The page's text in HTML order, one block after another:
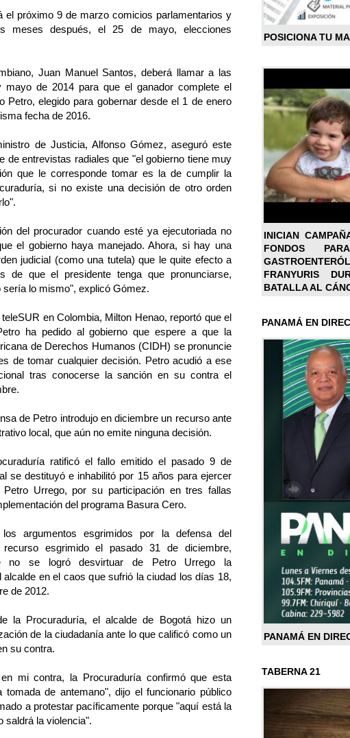
el próximo 9 de marzo comicios parlamentarios y
meses después, el 25 de mayo, elecciones
Juan Manuel Santos, deberá llamar a las
mayo de 2014 para que el ganador complete el
Petro, elegido para gobernar desde el 1 de enero
fecha de 2016.
de Justicia, Alfonso Gómez, aseguró este
de entrevistas radiales que "el gobierno tiene muy
que le corresponde tomar es la de cumplir la
si no existe una decisión de otro orden
del procurador cuando esté ya ejecutoriada no
el gobierno haya manejado. Ahora, si hay una
judicial (como una tutela) que le quite efecto a
de que el presidente tenga que pronunciarse,
sería lo mismo", explicó Gómez.
en Colombia, Milton Henao, reportó que el
ha pedido al gobierno que espere a que la
de Derechos Humanos (CIDH) se pronuncie
de tomar cualquier decisión. Petro acudió a ese
tras conocerse la sanción en su contra el
de Petro introdujo en diciembre un recurso ante
local, que aún no emite ninguna decisión.
ratificó el fallo emitido el pasado 9 de
se destituyó e inhabilitó por 15 años para ejercer
Urrego, por su participación en tres fallas
del programa Basura Cero.
argumentos esgrimidos por la defensa del
esgrimido el pasado 31 de diciembre,
no se logró desvirtuar de Petro Urrego la
alcalde en el caos que sufrió la ciudad los días 18,
de 2012.
la Procuraduría, el alcalde de Bogotá hizo un
de la ciudadanía ante lo que calificó como un
su contra.
mi contra, la Procuraduría confirmó que esta
tomada de antemano", dijo el funcionario público
a protestar pacíficamente porque "aquí está la
saldrá la violencia".
POSICIONA TU
INICIAN
FONDOS
FRANYURIS
BATALLA AL
PANAMÁ EN
PANAMÁ EN
TABERNA 21